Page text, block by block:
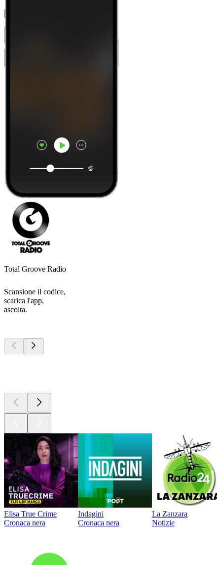
Total Groove Radio
Scansione il codice,
scarica l'app,
ascolta.
Elisa True Crime
Cronaca nera
Indagini
Cronaca nera
La Zanzara
Notizie